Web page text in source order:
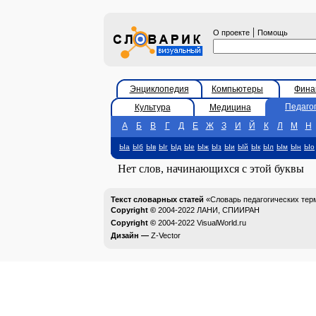
О проекте | Помощь
Энциклопедия Компьютеры
Культура
Медицина
А
Б В Г Д Е Ж З И Й К Л М Н
Ыа Ыб Ыв Ыг Ыд Ые Ыж Ыз Ыи Ый Ык Ыл Ым Ын Ыо
Нет слов, начинающихся с этой буквы
Текст словарных статей «Словарь педагогических
Copyright © 2004-2022 ЛАНИ, СПИИРАН
Copyright © 2004-2022 VisualWorld.ru
Дизайн — Z-Vector